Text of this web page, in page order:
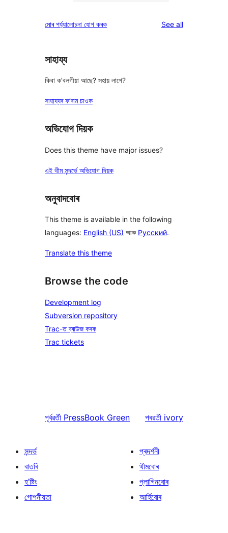
reviews
star
মোৰ পৰ্য্যালোচনা যোগ কৰক See allreviews
সাহায্য
কিবা ক’বলগীয়া আছে? সহায় লাগে?
সাহায্যৰ ফ’ৰাম চাওক
অভিযোগ দিয়ক
Does this theme have major issues?
এই থীম সন্দৰ্ভে অভিযোগ দিয়ক
অনুবাদবোৰ
This theme is available in the following
languages: English (US) আৰু Русский.
Translate this theme
Browse the code
Development log
Subversion repository
Trac-ত ব্ৰাউজ কৰক
Trac tickets
পূৰ্বৱৰ্তী PressBook Green পৰৱৰ্তী ivory
সন্দৰ্ভ
বাতৰি
হ’ষ্টিং
গোপনীয়তা
প্ৰদৰ্শনী
থীমবোৰ
প্লাগিনবোৰ
আৰ্হিবোৰ